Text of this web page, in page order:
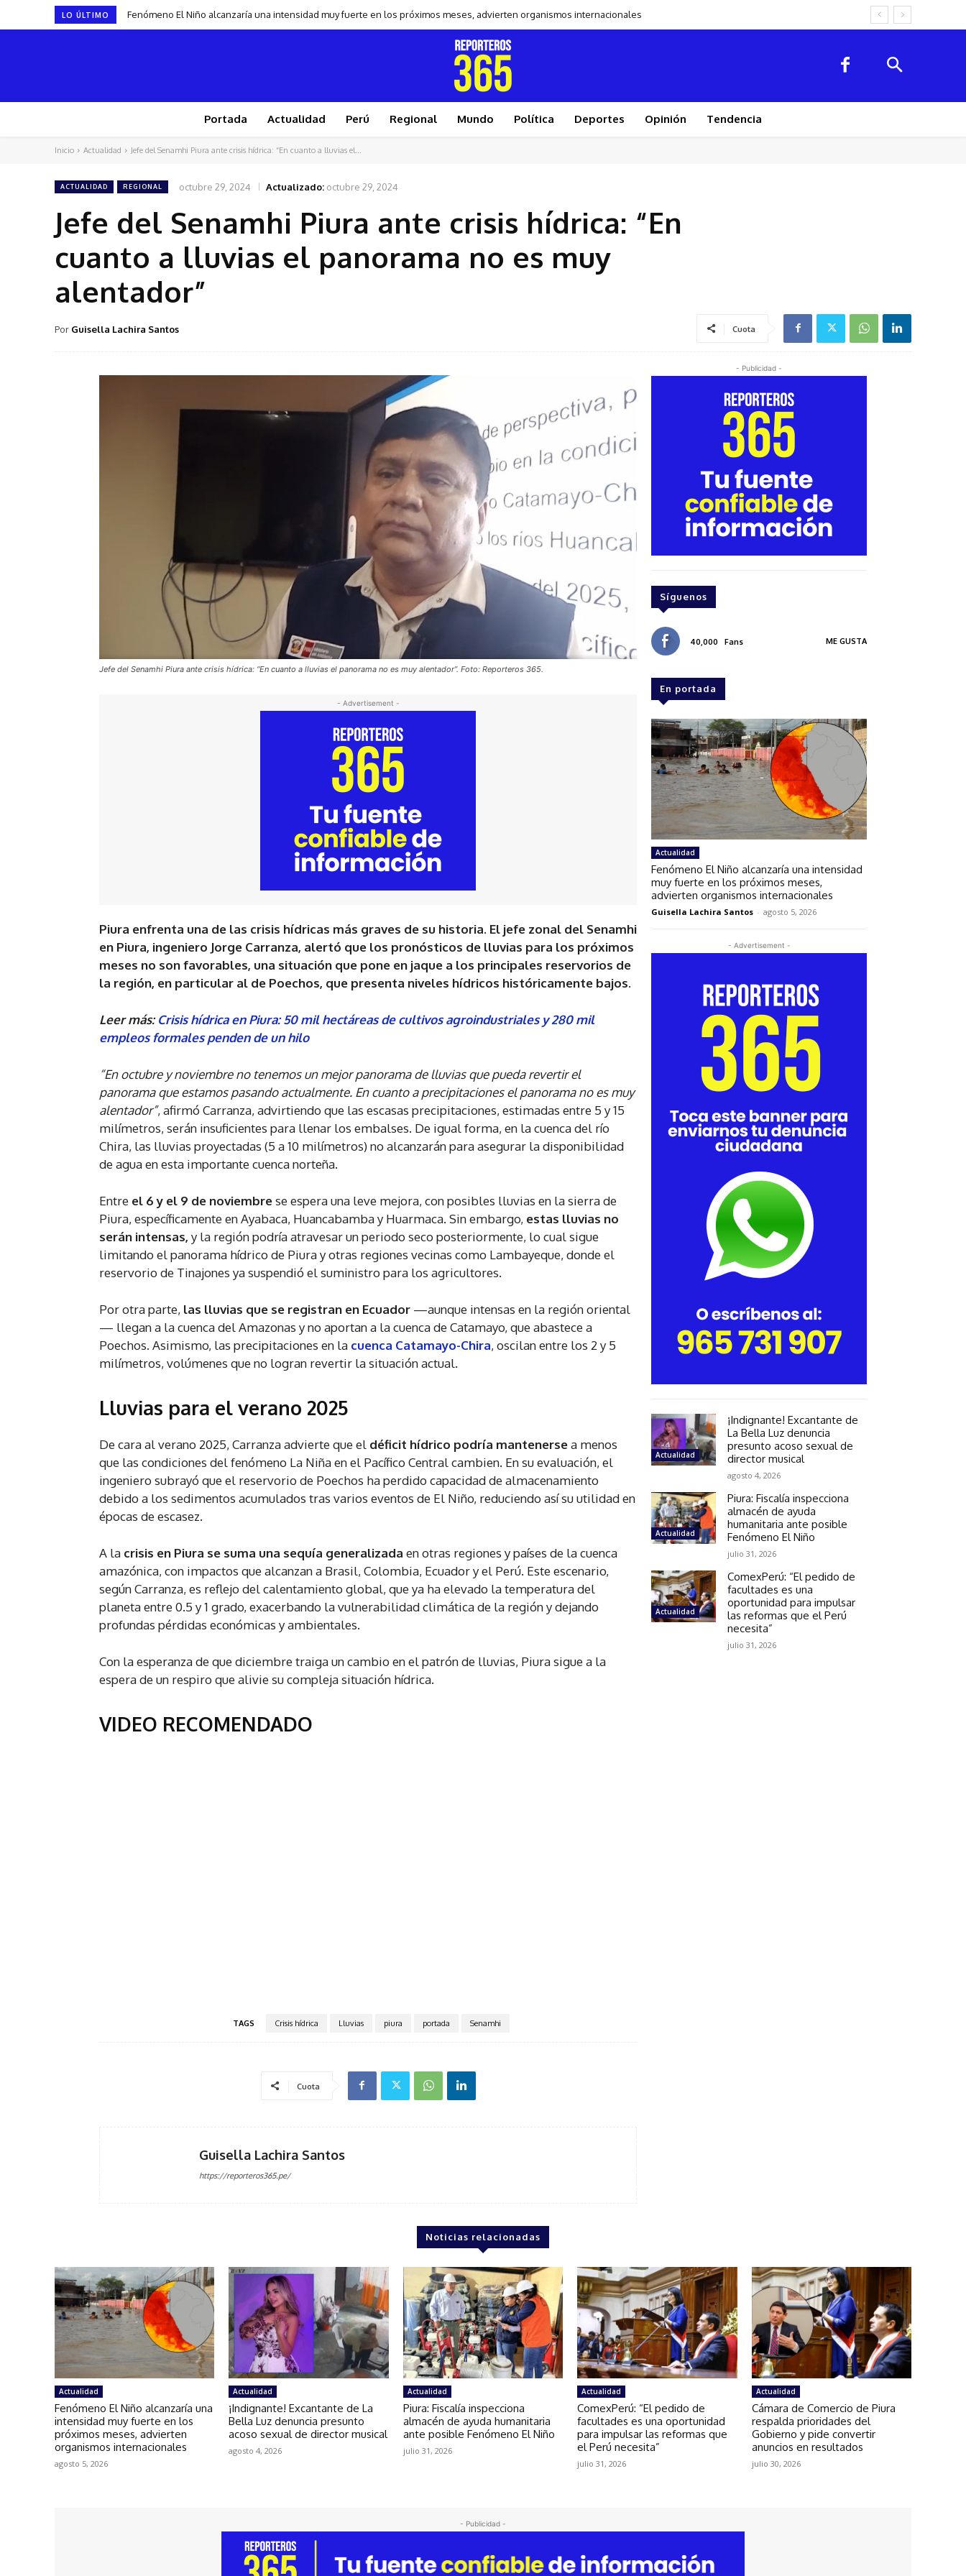
LO ÚLTIMO Fenómeno El Niño alcanzaría una intensidad muy fuerte en los próximos meses, advierten organismos internacionales
Portada Actualidad Perú Regional Mundo Política Deportes Opinión Tendencia
Inicio Actualidad Jefe del Senamhi Piura ante crisis hídrica: “En cuanto a lluvias el...
ACTUALIDAD REGIONAL octubre 29, 2024 Actualizado: octubre 29, 2024
Jefe del Senamhi Piura ante crisis hídrica: “En
cuanto a lluvias el panorama no es muy
alentador”
Por Guisella Lachira Santos Cuota
Jefe del Senamhi Piura ante crisis hídrica: “En cuanto a lluvias el panorama no es muy alentador”. Foto: Reporteros 365.
- Advertisement -
Piura enfrenta una de las crisis hídricas más graves de su historia. El jefe zonal del Senamhi
en Piura, ingeniero Jorge Carranza, alertó que los pronósticos de lluvias para los próximos
meses no son favorables, una situación que pone en jaque a los principales reservorios de
la región, en particular al de Poechos, que presenta niveles hídricos históricamente bajos.
Leer más:Crisis hídrica en Piura: 50 mil hectáreas de cultivos agroindustriales y 280 mil
empleos formales penden de un hilo
“En octubre y noviembre no tenemos un mejor panorama de lluvias que pueda revertir el
panorama que estamos pasando actualmente. En cuanto a precipitaciones el panorama no es muy
alentador”, afirmó Carranza, advirtiendo que las escasas precipitaciones, estimadas entre 5 y 15
milímetros, serán insuficientes para llenar los embalses. De igual forma, en la cuenca del río
Chira, las lluvias proyectadas (5 a 10 milímetros) no alcanzarán para asegurar la disponibilidad
de agua en esta importante cuenca norteña.
Entre el 6 y el 9 de noviembrese espera una leve mejora, con posibles lluvias en la sierra de
Piura, específicamente en Ayabaca, Huancabamba y Huarmaca. Sin embargo, estas lluvias no
serán intensas, y la región podría atravesar un periodo seco posteriormente, lo cual sigue
limitando el panorama hídrico de Piura y otras regiones vecinas como Lambayeque, donde el
reservorio de Tinajones ya suspendió el suministro para los agricultores.
Por otra parte, las lluvias que se registran en Ecuador —aunque intensas en la región oriental
— llegan a la cuenca del Amazonas y no aportan a la cuenca de Catamayo, que abastece a
Poechos. Asimismo, las precipitaciones en la cuenca Catamayo-Chira, oscilan entre los 2 y 5
milímetros, volúmenes que no logran revertir la situación actual.
Lluvias para el verano 2025
De cara al verano 2025, Carranza advierte que el déficit hídrico podría mantenersea menos
que las condiciones del fenómeno La Niña en el Pacífico Central cambien. En su evaluación, el
ingeniero subrayó que el reservorio de Poechos ha perdido capacidad de almacenamiento
debido a los sedimentos acumulados tras varios eventos de El Niño, reduciendo así su utilidad en
épocas de escasez.
A la crisis en Piura se suma una sequía generalizada en otras regiones y países de la cuenca
amazónica, con impactos que alcanzan a Brasil, Colombia, Ecuador y el Perú. Este escenario,
según Carranza, es reflejo del calentamiento global, que ya ha elevado la temperatura del
planeta entre 0.5 y 1 grado, exacerbando la vulnerabilidad climática de la región y dejando
profundas pérdidas económicas y ambientales.
Con la esperanza de que diciembre traiga un cambio en el patrón de lluvias, Piura sigue a la
espera de un respiro que alivie su compleja situación hídrica.
VIDEO RECOMENDADO
TAGS Crisis hídrica Lluvias piura portada Senamhi
Cuota
Guisella Lachira Santos
https://reporteros365.pe/
- Publicidad -
Síguenos
40,000 Fans ME GUSTA
En portada
Actualidad
Fenómeno El Niño alcanzaría una intensidad
muy fuerte en los próximos meses,
advierten organismos internacionales
Guisella Lachira Santos - agosto 5, 2026
- Advertisement -
Actualidad
¡Indignante! Excantante de
La Bella Luz denuncia
presunto acoso sexual de
director musical
agosto 4, 2026
Actualidad
Piura: Fiscalía inspecciona
almacén de ayuda
humanitaria ante posible
Fenómeno El Niño
julio 31, 2026
Actualidad
ComexPerú: “El pedido de
facultades es una
oportunidad para impulsar
las reformas que el Perú
necesita”
julio 31, 2026
Noticias relacionadas
Actualidad
Fenómeno El Niño alcanzaría una
intensidad muy fuerte en los
próximos meses, advierten
organismos internacionales
agosto 5, 2026
Actualidad
¡Indignante! Excantante de La
Bella Luz denuncia presunto
acoso sexual de director musical
agosto 4, 2026
Actualidad
Piura: Fiscalía inspecciona
almacén de ayuda humanitaria
ante posible Fenómeno El Niño
julio 31, 2026
Actualidad
ComexPerú: “El pedido de
facultades es una oportunidad
para impulsar las reformas que
el Perú necesita”
julio 31, 2026
Actualidad
Cámara de Comercio de Piura
respalda prioridades del
Gobierno y pide convertir
anuncios en resultados
julio 30, 2026
- Publicidad -